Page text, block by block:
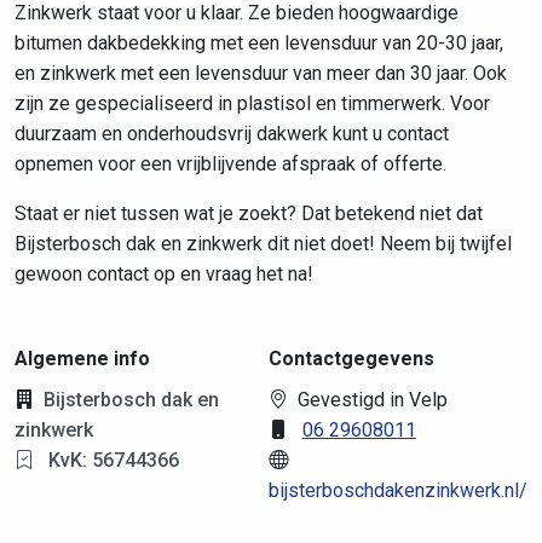
Zinkwerk staat voor u klaar. Ze bieden hoogwaardige
bitumen dakbedekking met een levensduur van 20-30 jaar,
en zinkwerk met een levensduur van meer dan 30 jaar. Ook
zijn ze gespecialiseerd in plastisol en timmerwerk. Voor
duurzaam en onderhoudsvrij dakwerk kunt u contact
opnemen voor een vrijblijvende afspraak of offerte.
Staat er niet tussen wat je zoekt? Dat betekend niet dat
Bijsterbosch dak en zinkwerk dit niet doet! Neem bij twijfel
gewoon contact op en vraag het na!
Algemene info
Bijsterbosch dak en
zinkwerk
KvK: 56744366
Contactgegevens
Gevestigd in Velp
06 29608011
bijsterboschdakenzinkwerk.nl/